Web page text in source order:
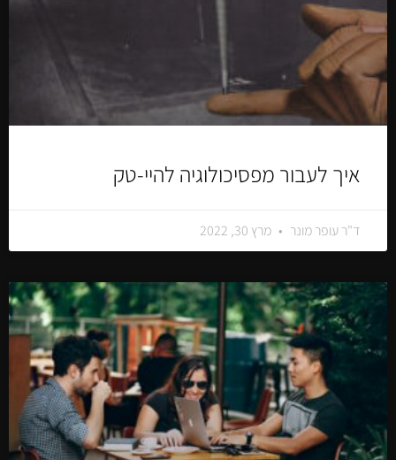
איך לעבור מפסיכולוגיה להיי-טק
ד"ר עופר מונר מרץ 30, 2022